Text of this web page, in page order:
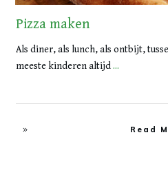
Pizza maken
Als diner, als lunch, als ontbijt,
meeste kinderen altijd...
Read